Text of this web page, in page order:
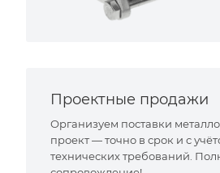
Проектные продажи
Организуем поставки
проект — точно в срок и с
технических требований.